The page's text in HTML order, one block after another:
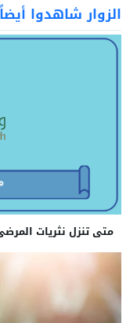
الزوار شاهدوا أيضاً
متى تنزل نثريات